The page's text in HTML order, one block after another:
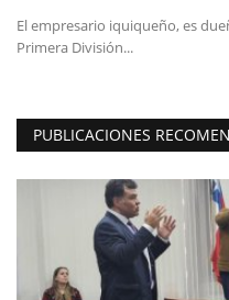
El empresario iquiqueño, es
Primera División...
PUBLICACIONES